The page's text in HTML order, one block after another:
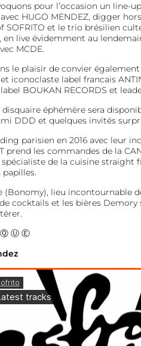
pour l’occasion un line-
HUGO MENDEZ, digger
SOFRITO et le trio brésilien
en live évidemment au
MCDE.
le plaisir de convier
iconoclaste label francais
BOUKAN RECORDS et
disquaire éphémère sera
DDD et quelques invités
parisien en 2016 avec leur
prend les commandes de la
spécialiste de la cuisine straight
papilles.
(Bonomy), lieu incontournable
cocktails et les bières Demory
Ⓤ Ⓔ